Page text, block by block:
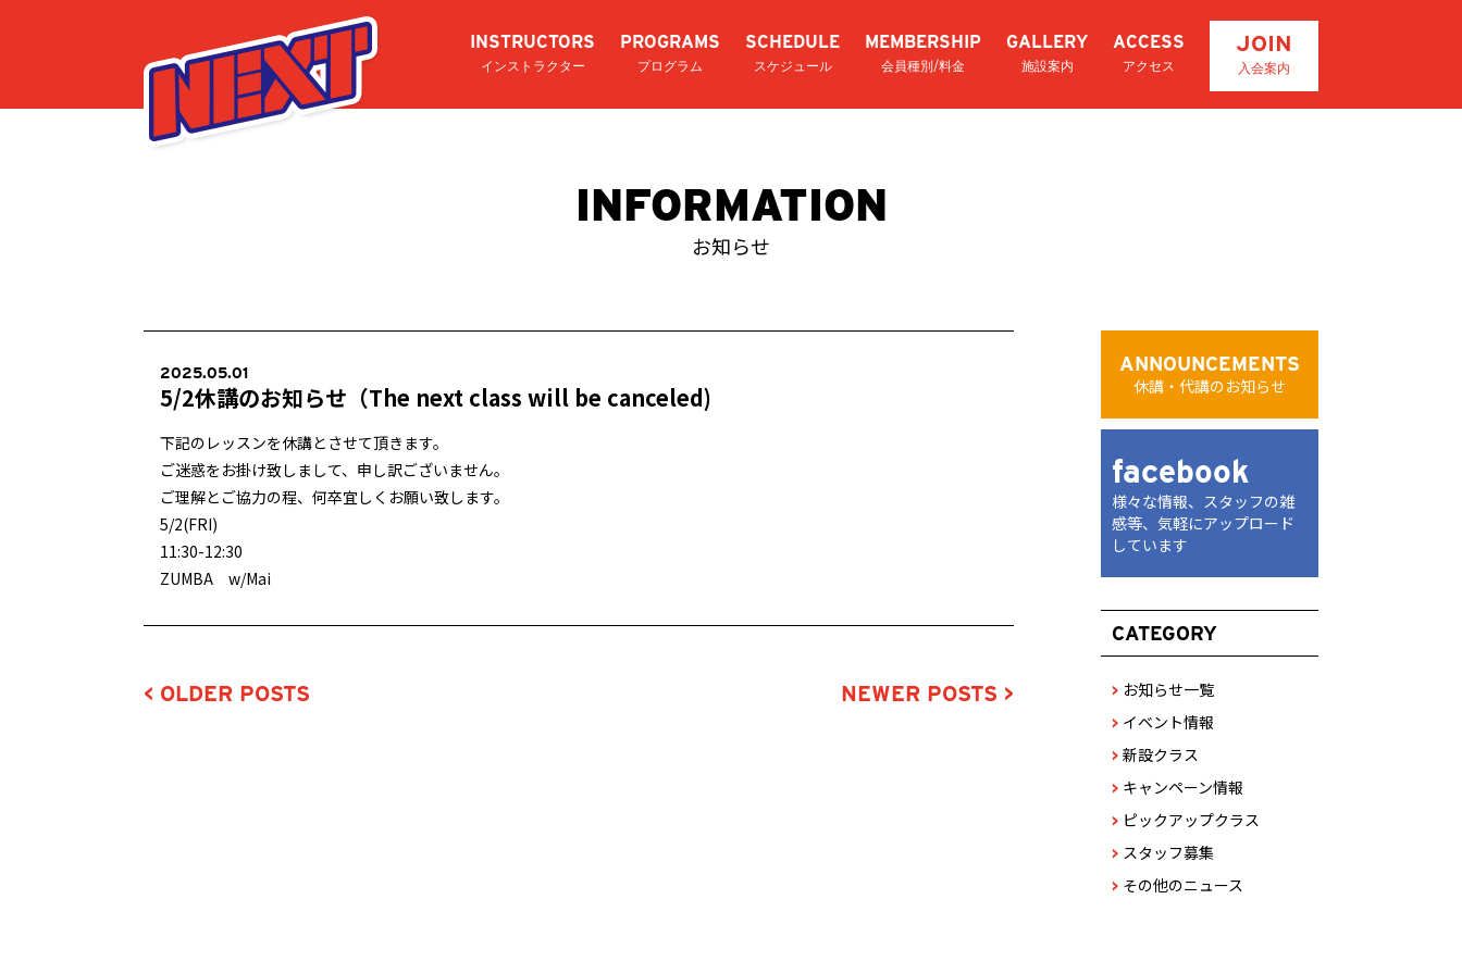
INSTRUCTORS
インストラクター
PROGRAMS
プログラム
SCHEDULE
スケジュール
MEMBERSHIP
会員種別/料金
GALLERY
施設案内
ACCESS
アクセス
JOIN
入会案内
INFORMATION
お知らせ
2025.05.01
5/2休講のお知らせ（The next class will be canceled)
下記のレッスンを休講とさせて頂きます。
ご迷惑をお掛け致しまして、申し訳ございません。
ご理解とご協力の程、何卒宜しくお願い致します。
5/2(FRI)
11:30-12:30
ZUMBA w/Mai
NEWER POSTS >
< OLDER POSTS
ANNOUNCEMENTS
休講・代講のお知らせ
facebook
様々な情報、スタッフの雑
感等、気軽にアップロード
しています
CATEGORY
> お知らせ一覧
> イベント情報
> 新設クラス
> キャンペーン情報
> ピックアップクラス
> スタッフ募集
> その他のニュース